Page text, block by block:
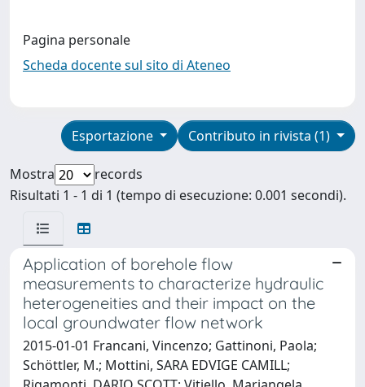
Pagina personale
Scheda docente sul sito di Ateneo
Contributo in rivista (1)
Esportazione
Mostra
records
Risultati 1 - 1 di 1 (tempo di esecuzione: 0.001 secondi).
Application of borehole flow
measurements to characterize hydraulic
heterogeneities and their impact on the
local groundwater flow network
2015-01-01 Francani, Vincenzo; Gattinoni, Paola;
Schöttler, M.; Mottini, SARA EDVIGE CAMILL;